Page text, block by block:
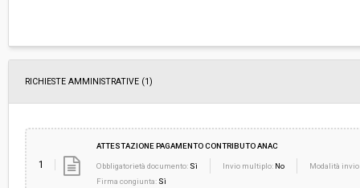
RICHIESTE AMMINISTRATIVE (1)
1
ATTESTAZIONE PAGAMENTO CONTRIBUTO ANAC
Obbligatorietà documento: Sì Invio multiplo: No
Modalità
Firma congiunta: Sì